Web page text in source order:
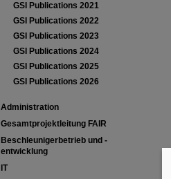
GSI Publications 2021
GSI Publications 2022
GSI Publications 2023
GSI Publications 2024
GSI Publications 2025
GSI Publications 2026
Administration
Gesamtprojektleitung FAIR
Beschleunigerbetrieb und -
entwicklung
IT